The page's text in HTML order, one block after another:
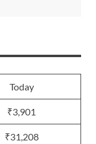
Today
₹3,901
₹31,208